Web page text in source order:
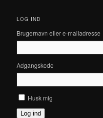
LOG IND
Brugernavn eller e-mailadresse
Adgangskode
Husk mig
Log ind